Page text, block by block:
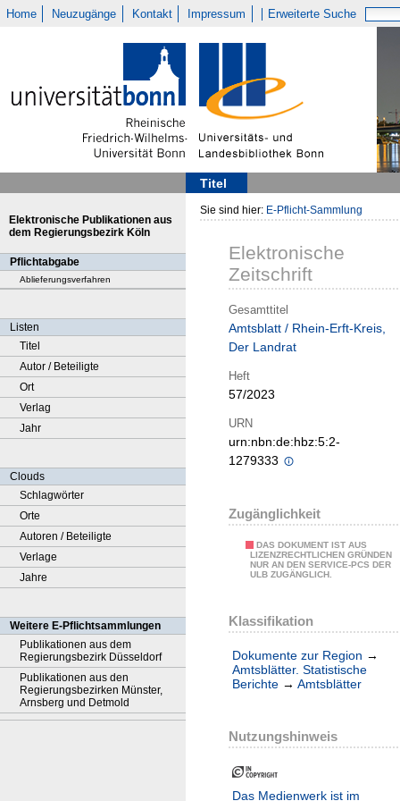
Home Neuzugänge Kontakt Impressum Erweiterte Suche
Titel
Elektronische Publikationen aus
dem Regierungsbezirk Köln
Pflichtabgabe
Ablieferungsverfahren
Listen
Titel
Autor / Beteiligte
Ort
Verlag
Jahr
Clouds
Schlagwörter
Orte
Autoren / Beteiligte
Verlage
Jahre
Weitere E-Pflichtsammlungen
Publikationen aus dem
Regierungsbezirk Düsseldorf
Publikationen aus den
Regierungsbezirken Münster,
Arnsberg und Detmold
Sie sind hier: E-Pflicht-Sammlung
Elektronische
Zeitschrift
Gesamttitel
Amtsblatt / Rhein-Erft-Kreis,
Der Landrat
Heft
57/2023
URN
urn:nbn:de:hbz:5:2-
1279333
Zugänglichkeit
DAS DOKUMENT IST AUS
LIZENZRECHTLICHEN GRÜNDEN
NUR AN DEN SERVICE-PCS DER
ULB ZUGÄNGLICH.
Klassifikation
Dokumente zur Region →
Amtsblätter. Statistische
Berichte → Amtsblätter
Nutzungshinweis
Das Medienwerk ist im